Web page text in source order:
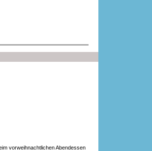
vorweihnachtlichen Abendessen